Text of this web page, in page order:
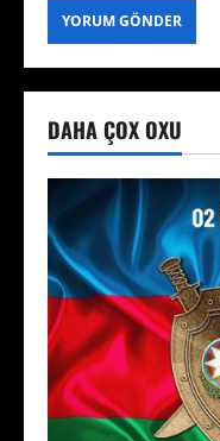
DAHA ÇOX OXU